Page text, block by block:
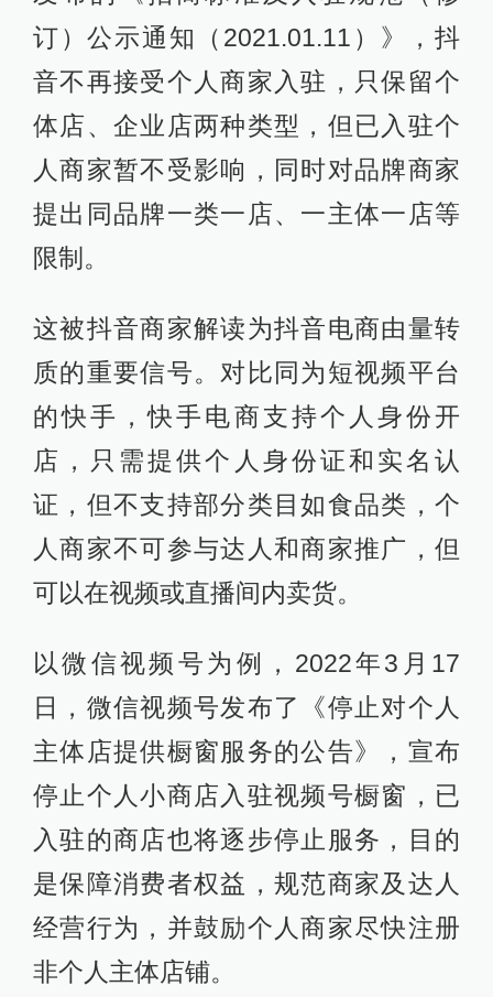
订）公示通知（2021.01.11）》，抖
音不再接受个人商家入驻，只保留个
体店、企业店两种类型，但已入驻个
人商家暂不受影响，同时对品牌商家
提出同品牌一类一店、一主体一店等
限制。
这被抖音商家解读为抖音电商由量转
质的重要信号。对比同为短视频平台
的快手，快手电商支持个人身份开
店，只需提供个人身份证和实名认
证，但不支持部分类目如食品类，个
人商家不可参与达人和商家推广，但
可以在视频或直播间内卖货。
以微信视频号为例，2022年3月17
日，微信视频号发布了《停止对个人
主体店提供橱窗服务的公告》，宣布
停止个人小商店入驻视频号橱窗，已
入驻的商店也将逐步停止服务，目的
是保障消费者权益，规范商家及达人
经营行为，并鼓励个人商家尽快注册
非个人主体店铺。